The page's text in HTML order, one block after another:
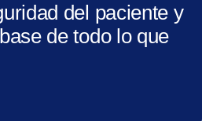
del paciente y
de todo lo que